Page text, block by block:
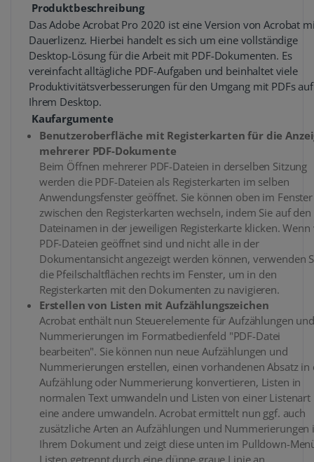
Produktbeschreibung
Das Adobe Acrobat Pro 2020 ist eine Version von Acrobat
Dauerlizenz. Hierbei handelt es sich um eine vollständige
Desktop-Lösung für die Arbeit mit PDF-Dokumenten. Es
vereinfacht alltägliche PDF-Aufgaben und beinhaltet viele
Produktivitätsverbesserungen für den Umgang mit PDFs auf
Ihrem Desktop.
Kaufargumente
Benutzeroberfläche mit Registerkarten für die
mehrerer PDF-Dokumente
Beim Öffnen mehrerer PDF-Dateien in derselben Sitzung
werden die PDF-Dateien als Registerkarten im selben
Anwendungsfenster geöffnet. Sie können oben im Fenster
zwischen den Registerkarten wechseln, indem Sie auf den
Dateinamen in der jeweiligen Registerkarte klicken. Wenn
PDF-Dateien geöffnet sind und nicht alle in der
Dokumentansicht angezeigt werden können, verwenden
die Pfeilschaltflächen rechts im Fenster, um in den
Registerkarten mit den Dokumenten zu navigieren.
Erstellen von Listen mit Aufzählungszeichen
Acrobat enthält nun Steuerelemente für Aufzählungen und
Nummerierungen im Formatbedienfeld "PDF-Datei
bearbeiten". Sie können nun neue Aufzählungen und
Nummerierungen erstellen, einen vorhandenen Absatz in
Aufzählung oder Nummerierung konvertieren, Listen in
normalen Text umwandeln und Listen von einer Listenart
eine andere umwandeln. Acrobat ermittelt nun ggf. auch
zusätzliche Arten an Aufzählungen und Nummerierungen
Ihrem Dokument und zeigt diese unten im Pulldown-